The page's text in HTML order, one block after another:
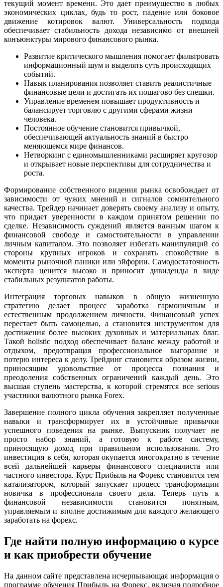
текущий момент времени. Это дает преимущество в любых
экономических циклах, будь то рост, падение или боковое
движение котировок валют. Универсальность подхода
обеспечивает стабильность дохода независимо от внешней
конъюнктуры мирового финансового рынка.
Развитие критического мышления помогает фильтровать
информационный шум и выделять суть происходящих
событий.
Навык планирования позволяет ставить реалистичные
финансовые цели и достигать их пошагово без спешки.
Управление временем повышает продуктивность и
балансирует торговлю с другими сферами жизни
человека.
Постоянное обучение становится привычкой,
обеспечивающей актуальность знаний в быстро
меняющемся мире финансов.
Нетворкинг с единомышленниками расширяет кругозор
и открывает новые перспективы для сотрудничества и
роста.
Формирование собственного видения рынка освобождает от
зависимости от чужих мнений и сигналов сомнительного
качества. Трейдер начинает доверять своему анализу и опыту,
что придает уверенности в каждом принятом решении по
сделке. Независимость суждений является важным шагом к
финансовой свободе и самостоятельности в управлении
личным капиталом. Это позволяет избегать манипуляций со
стороны крупных игроков и сохранять спокойствие в
моменты рыночной паники или эйфории. Самодостаточность
эксперта ценится высоко и приносит дивиденды в виде
стабильных результатов работы.
Интеграция торговых навыков в общую жизненную
стратегию делает процесс заработка гармоничным и
естественным продолжением личности. Финансовый успех
перестает быть самоцелью, а становится инструментом для
достижения более высоких духовных и материальных благ.
Такой holistic подход обеспечивает баланс между работой и
отдыхом, предотвращая профессиональное выгорание и
потерю интереса к делу. Трейдинг становится образом жизни,
приносящим удовольствие от процесса познания и
преодоления собственных ограничений каждый день. Это
высшая ступень мастерства, к которой стремятся все serious
участники валютного рынка Forex.
Завершение полного цикла обучения закрепляет полученные
навыки и трансформирует их в устойчивые привычки
успешного поведения на рынке. Выпускник получает не
просто набор знаний, а готовую к работе систему,
приносящую доход при правильном использовании. Это
инвестиция в себя, которая окупается многократно в течение
всей дальнейшей карьеры финансового специалиста или
частного инвестора. Курс Прибыль на Форекс становится тем
катализатором, который запускает процесс трансформации
новичка в профессионала своего дела. Теперь путь к
финансовой независимости становится понятным,
управляемым и вполне достижимым для каждого желающего
заработать на форекс.
Где найти полную информацию о курсе
и как приобрести обучение
На данном сайте представлена исчерпывающая информация о
программе обучения Прибыль на Форекс, включая подробное